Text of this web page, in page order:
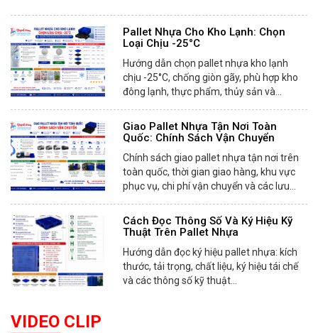
Pallet Nhựa Cho Kho Lạnh: Chọn
Loại Chịu -25°C
Hướng dẫn chọn pallet nhựa kho lạnh
chịu -25°C, chống giòn gãy, phù hợp kho
đông lạnh, thực phẩm, thủy sản và...
Giao Pallet Nhựa Tận Nơi Toàn
Quốc: Chính Sách Vận Chuyển
Chính sách giao pallet nhựa tận nơi trên
toàn quốc, thời gian giao hàng, khu vực
phục vụ, chi phí vận chuyển và các lưu...
Cách Đọc Thông Số Và Ký Hiệu Kỹ
Thuật Trên Pallet Nhựa
Hướng dẫn đọc ký hiệu pallet nhựa: kích
thước, tải trọng, chất liệu, ký hiệu tái chế
và các thông số kỹ thuật...
VIDEO CLIP